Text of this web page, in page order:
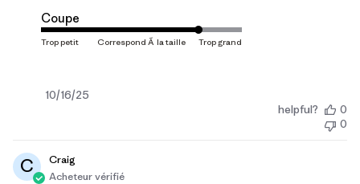
Coupe
Date
10/16/25
helpful?
0
0
C
Craig
Acheteur vérifié